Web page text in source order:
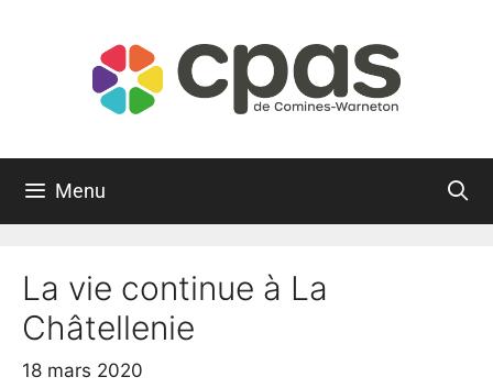
Menu
La vie continue à La
Châtellenie
18 mars 2020